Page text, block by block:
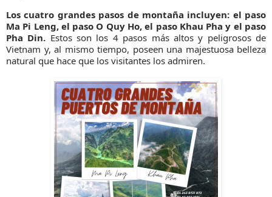
Los cuatro grandes pasos de montaña incluyen: el paso
Ma Pi Leng, el paso O Quy Ho, el paso Khau Pha y el paso
Pha Din. Estos son los 4 pasos más altos y peligrosos de
Vietnam y, al mismo tiempo, poseen una majestuosa belleza
natural que hace que los visitantes los admiren.